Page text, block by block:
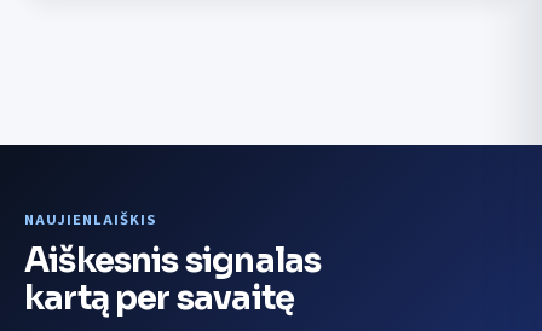
NAUJIENLAIŠKIS
Aiškesnis signalas
kartą per savaitę